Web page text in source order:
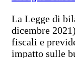
La Legge di
dicembre
fiscali e
impatto sulle